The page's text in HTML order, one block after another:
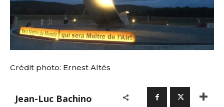
Crédit photo: Ernest Altés
Jean-Luc Bachino